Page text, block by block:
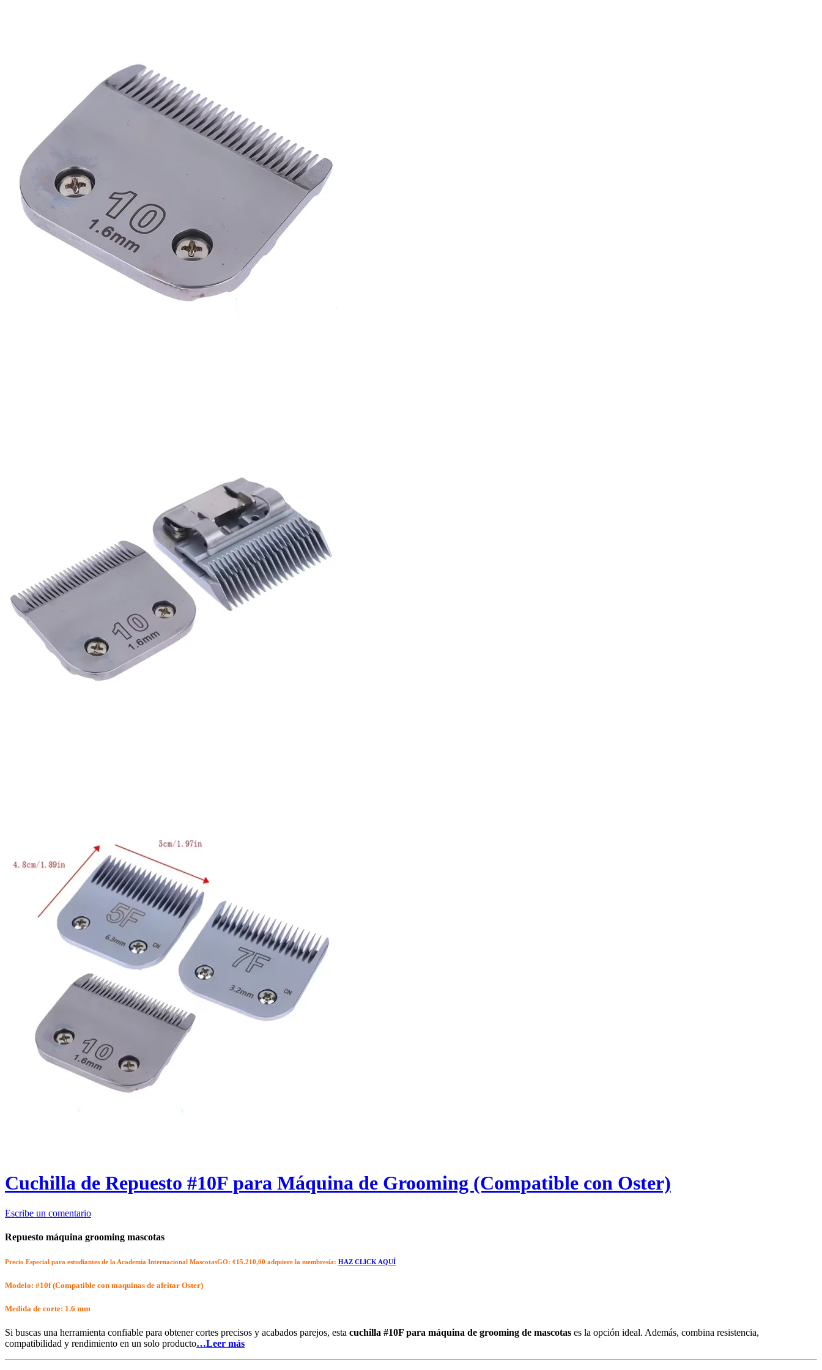
Cuchilla de Repuesto #10F para Máquina de Grooming (Compatible con Oster)
Escribe un comentario
Repuesto máquina grooming mascotas
Precio Especial para estudiantes de la Academia Internacional MascotasGO: ¢15.210,00 adquiere la membresía: HAZ CLICK AQUÍ
Modelo: #10f (Compatible con maquinas de afeitar Oster)
Medida de corte: 1.6 mm
Si buscas una herramienta confiable para obtener cortes precisos y acabados parejos, esta cuchilla #10F para máquina de grooming de mascotas es la opción ideal. Además, combina resistencia,
compatibilidad y rendimiento en un solo producto…Leer más